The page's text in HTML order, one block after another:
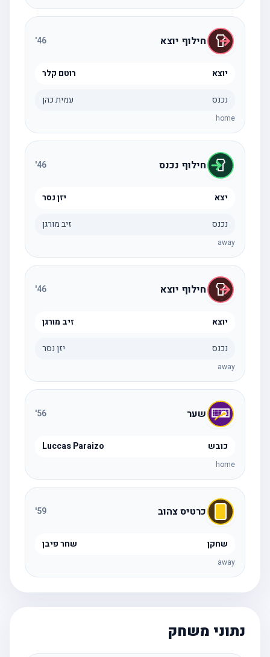
חילוף יוצא 46
'
יוצא רוטם קלר
נכנס עמית כהן
home
חילוף נכנס 46
'
יצא יזן נסר
נכנס זיב מורגן
away
חילוף יוצא 46
'
יוצא זיב מורגן
נכנס יזן נסר
away
שער 56
'
כובש Luccas Paraizo
home
כרטיס צהוב 59
'
שחקן שחר פיבן
away
נתוני משחק